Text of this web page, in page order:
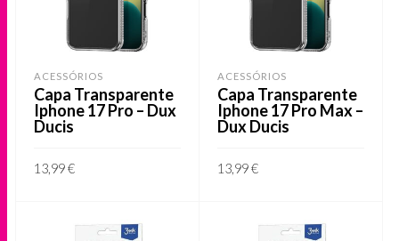
ACESSÓRIOS
Capa Transparente
Iphone 17 Pro – Dux
Ducis
13,99€
ACESSÓRIOS
Capa Transparente
Iphone 17 Pro Max –
Dux Ducis
13,99€